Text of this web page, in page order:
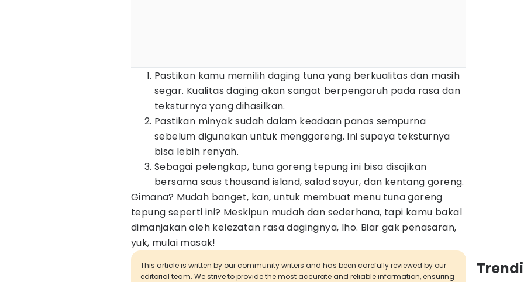
Pastikan kamu memilih daging tuna yang berkualitas dan masih
segar. Kualitas daging akan sangat berpengaruh pada rasa dan
teksturnya yang dihasilkan.
Pastikan minyak sudah dalam keadaan panas sempurna
sebelum digunakan untuk menggoreng. Ini supaya teksturnya
bisa lebih renyah.
Sebagai pelengkap, tuna goreng tepung ini bisa disajikan
bersama saus thousand island, salad sayur, dan kentang goreng.
Gimana? Mudah banget, kan, untuk membuat menu tuna goreng
tepung seperti ini? Meskipun mudah dan sederhana, tapi kamu bakal
dimanjakan oleh kelezatan rasa dagingnya, lho. Biar gak penasaran,
yuk, mulai masak!
This article is written by our community writers and has been carefully reviewed by our
editorial team. We strive to provide the most accurate and reliable information, ensuring